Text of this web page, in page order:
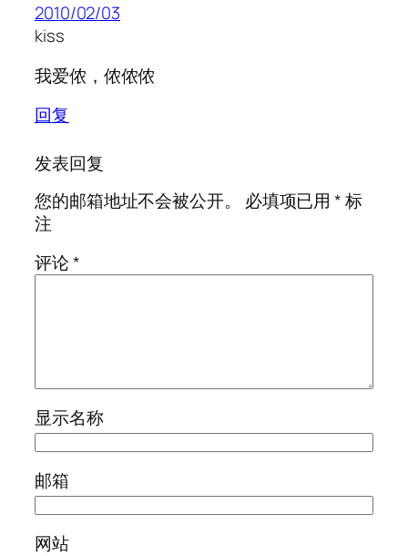
2010/02/03
kiss
我爱侬，侬侬侬
回复
发表回复
您的邮箱地址不会被公开。
必填项已用*标
注
评论*
显示名称
邮箱
网站